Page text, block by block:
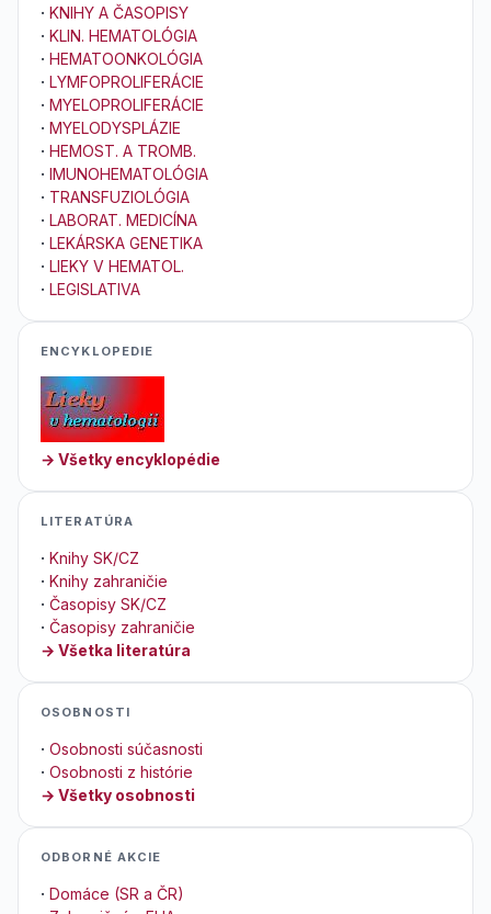
· KNIHY A ČASOPISY
· KLIN. HEMATOLÓGIA
· HEMATOONKOLÓGIA
· LYMFOPROLIFERÁCIE
· MYELOPROLIFERÁCIE
· MYELODYSPLÁZIE
· HEMOST. A TROMB.
· IMUNOHEMATOLÓGIA
· TRANSFUZIOLÓGIA
· LABORAT. MEDICÍNA
· LEKÁRSKA GENETIKA
· LIEKY V HEMATOL.
· LEGISLATIVA
ENCYKLOPEDIE
→ Všetky encyklopédie
LITERATÚRA
· Knihy SK/CZ
· Knihy zahraničie
· Časopisy SK/CZ
· Časopisy zahraničie
→ Všetka literatúra
OSOBNOSTI
· Osobnosti súčasnosti
· Osobnosti z histórie
→ Všetky osobnosti
ODBORNÉ AKCIE
· Domáce (SR a ČR)